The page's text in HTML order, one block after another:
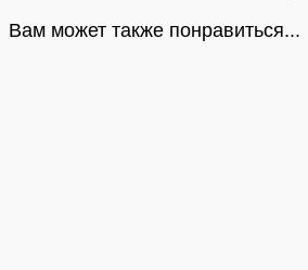
Вам может также понравиться...